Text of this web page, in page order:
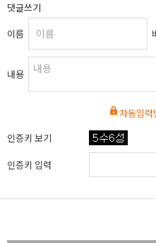
댓글쓰기
이름
내용
자동입력
인증키 보기
인증키 입력